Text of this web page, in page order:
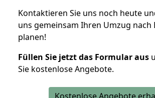
Kontaktieren Sie uns noch heute
uns gemeinsam Ihren Umzug nach
planen!
Füllen Sie jetzt das Formular aus
Sie kostenlose Angebote.
Kostenlose Angebote